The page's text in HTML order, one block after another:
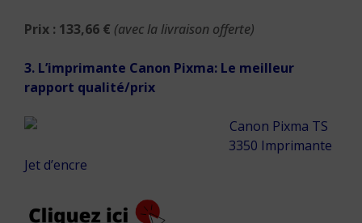
Prix : 133,66 € (avec la livraison offerte)
3. L’imprimante Canon Pixma: Le meilleur
rapport qualité/prix
Canon Pixma TS
3350 Imprimante
Jet d’encre